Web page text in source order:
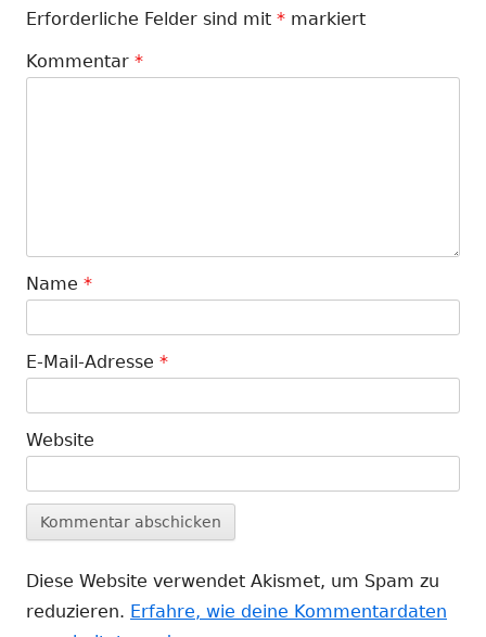
Erforderliche Felder sind mit * markiert
Kommentar *
Name *
E-Mail-Adresse *
Website
Diese Website verwendet Akismet, um Spam zu
reduzieren. Erfahre, wie deine Kommentardaten